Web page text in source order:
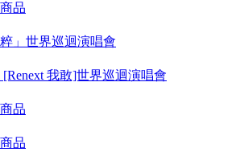
品
粹」世界巡迴演唱會
[Renext 我敢]世界巡迴演唱會
品
品